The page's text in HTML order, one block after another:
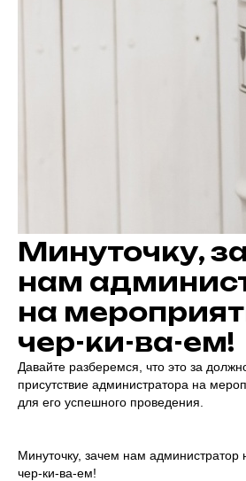
Минуточку,
нам
на
чер-ки-ва-ем!
Давайте разберемся, что это за
присутствие администратора на
для его успешного проведения.
Минуточку, зачем нам
чер-ки-ва-ем!
welcome@ar-agency.ru